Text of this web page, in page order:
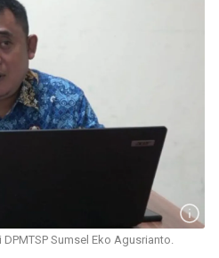
Sumsel Eko Agusrianto.